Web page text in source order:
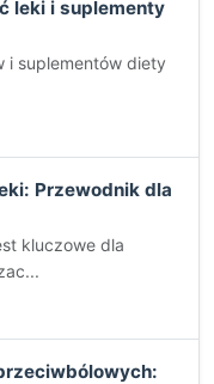
leki i suplementy
i suplementów diety
Przewodnik dla
kluczowe dla